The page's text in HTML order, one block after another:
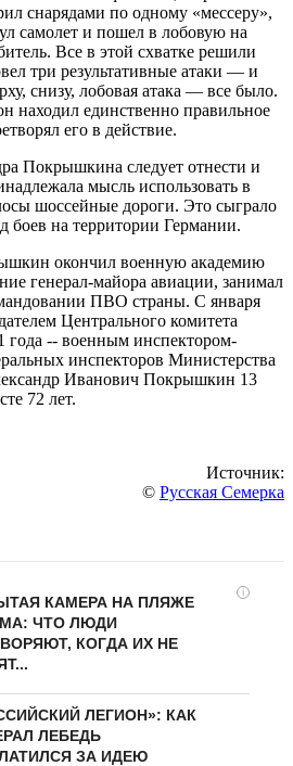
снарядами по одному «мессеру»,
самолет и пошел в лобовую на
Все в этой схватке решили
три результативные атаки — и
снизу, лобовая атака — все было.
находил единственно правильное
его в действие.
Покрышкина следует отнести и
мысль использовать в
шоссейные дороги. Это сыграло
на территории Германии.
окончил военную академию
генерал-майора авиации, занимал
ПВО страны. С января
Центрального комитета
-- военным инспектором-
инспекторов Министерства
Иванович Покрышкин 13
72 лет.
Источник:
© Русская Семерка
i
КАМЕРА НА ПЛЯЖЕ
ЧТО ЛЮДИ
КОГДА ИХ НЕ
ЛЕГИОН»: КАК
ЛЕБЕДЬ
ЗА ИДЕЮ